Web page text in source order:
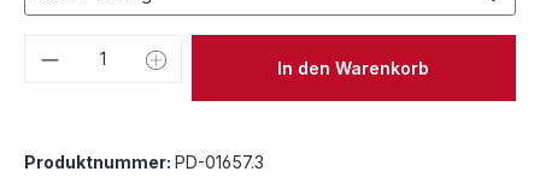
Produkt Anzahl: Gib denIn den Warenkorb
Produktnummer: PD-01657.3